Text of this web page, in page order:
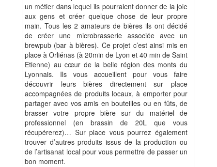
un métier dans lequel ils pourraient donner de la joie
aux gens et créer quelque chose de leur propre
main. Tous les 2 amateurs de bières ils ont décidé
de créer une microbrasserie associée avec un
brewpub (bar à bières). Ce projet c’est ainsi mis en
place à Orliénas (à 20min de Lyon et 40 min de Saint
Etienne) au cœur de la belle région des monts du
Lyonnais. Ils vous accueillent pour vous faire
découvrir leurs bières directement sur place
accompagnées de produits locaux, à emporter pour
partager avec vos amis en bouteilles ou en fûts, de
brasser votre propre bière sur du matériel de
professionnel (en brassin de 20L que vous
récupérerez)… Sur place vous pourrez également
trouver d’autres produits issus de la production ou
de l’artisanat local pour vous permettre de passer un
bon moment.